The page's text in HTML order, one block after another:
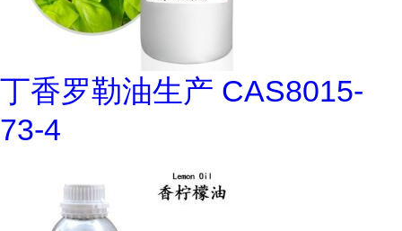
丁香罗勒油生产 CAS8015-
73-4